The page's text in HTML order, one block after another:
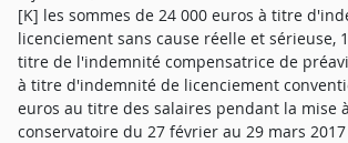
[K] les sommes de 24 000 euros à titre
licenciement sans cause réelle et sérieuse,
titre de l'indemnité compensatrice de
à titre d'indemnité de licenciement
euros au titre des salaires pendant la mise
conservatoire du 27 février au 29 mars 2017